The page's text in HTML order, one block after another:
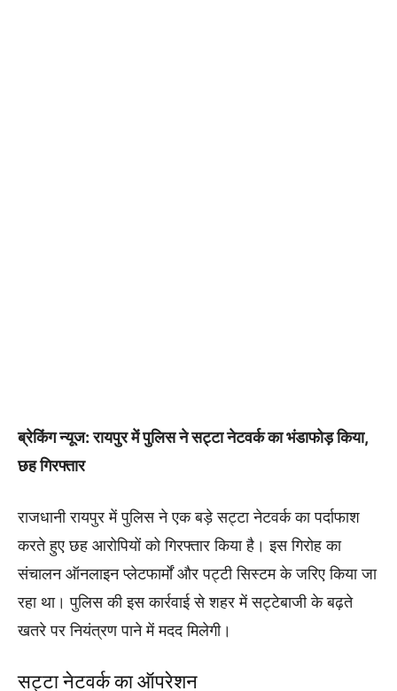
ब्रेकिंग न्यूज: रायपुर में पुलिस ने सट्टा नेटवर्क का भंडाफोड़ किया,
छह गिरफ्तार
राजधानी रायपुर में पुलिस ने एक बड़े सट्टा नेटवर्क का पर्दाफाश
करते हुए छह आरोपियों को गिरफ्तार किया है। इस गिरोह का
संचालन ऑनलाइन प्लेटफार्मों और पट्टी सिस्टम के जरिए किया जा
रहा था। पुलिस की इस कार्रवाई से शहर में सट्टेबाजी के बढ़ते
खतरे पर नियंत्रण पाने में मदद मिलेगी।
सट्टा नेटवर्क का ऑपरेशन